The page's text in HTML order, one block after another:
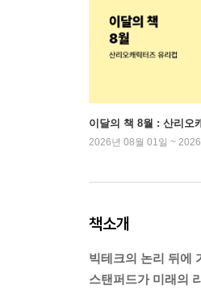
이달의 책 8월 : 산리오
2026년 08월 01일 ~
책소개
빅테크의 논리 뒤에
스탠퍼드가 미래의